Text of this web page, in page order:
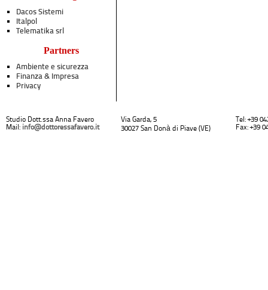
Dacos Sistemi
Italpol
Telematika srl
Partners
Ambiente e sicurezza
Finanza & Impresa
Privacy
Studio Dott.ssa Anna Favero
Mail: info@dottoressafavero.it
Via Garda, 5
30027 San Donà di Piave (VE)
Tel: +39
Fax: +39